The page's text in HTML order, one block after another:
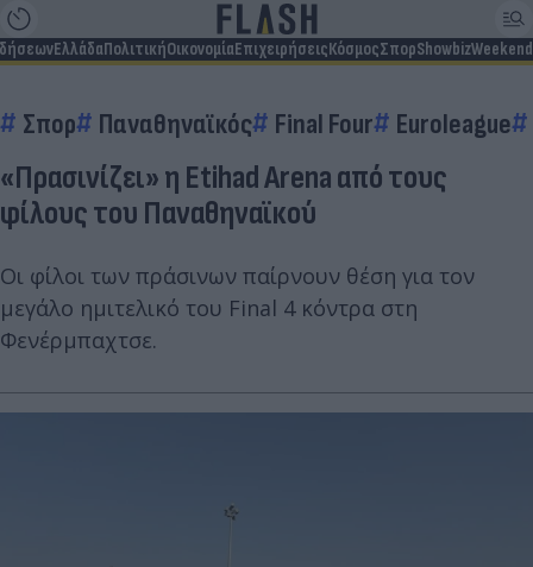
ΕλλάδαΠολιτικήΟικονομίαΕπιχειρήσειςΚόσμοςΣπορShowbizWeekend
Σπορ Παναθηναϊκός Final Four Euroleague
«Πρασινίζει» η Etihad Arena από τους
φίλους του Παναθηναϊκού
Οι φίλοι των πράσινων παίρνουν θέση για τον
μεγάλο ημιτελικό του Final 4 κόντρα στη
Φενέρμπαχτσε.